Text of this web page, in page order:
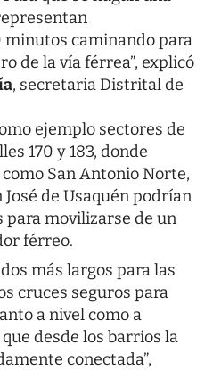
caminando para
de la vía férrea”, explicó
, secretaria Distrital de
ejemplo sectores de
170 y 183, donde
San Antonio Norte,
de Usaquén podrían
movilizarse de un
férreo.
más largos para las
cruces seguros para
a nivel como a
desde los barrios la
conectada”,